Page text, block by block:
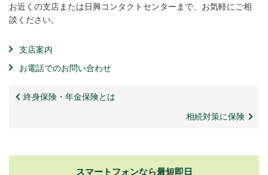
お近くの支店または日興コンタクトセンターまで、お気軽にご相
談ください。
支店案内
お電話でのお問い合わせ
終身保険・年金保険とは
相続対策に保険
スマートフォンなら最短即日